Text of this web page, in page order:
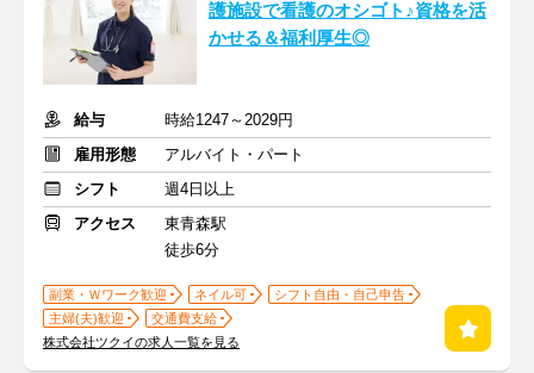
護施設で看護のオシゴト♪資格を活
かせる＆福利厚生◎
給与
時給1247～2029円
雇用形態
アルバイト・パート
シフト
週4日以上
アクセス
東青森駅
徒歩6分
副業・Ｗワーク歓迎 ネイル可
シフト自由・自己申告
主婦(夫)歓迎
交通費支給
株式会社ツクイの求人一覧を見る